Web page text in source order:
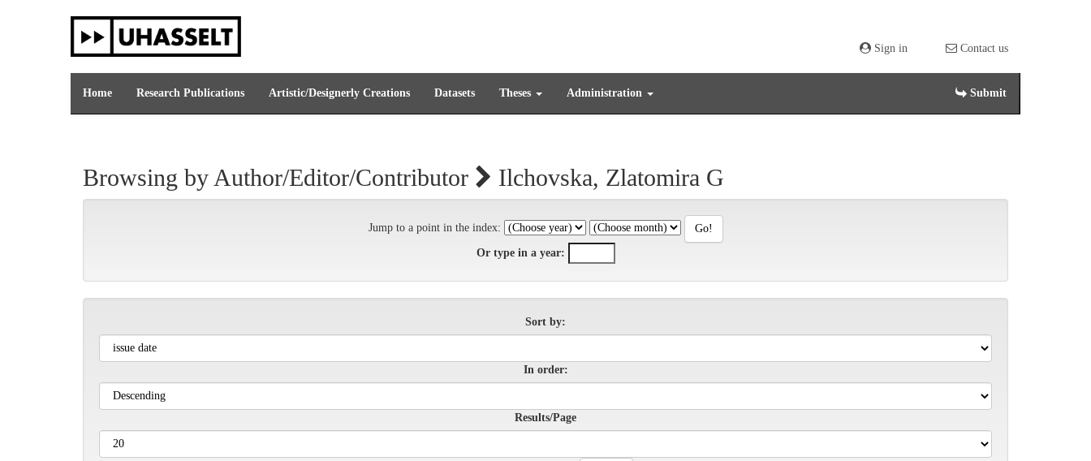
Sign in Contact us
Home Research Publications Artistic/Designerly Creations Datasets Theses Administration Submit
Browsing by Author/Editor/Contributor Ilchovska, Zlatomira G
Jump to a point in the index:
Or type in a year:
Sort by:
In order:
Results/Page